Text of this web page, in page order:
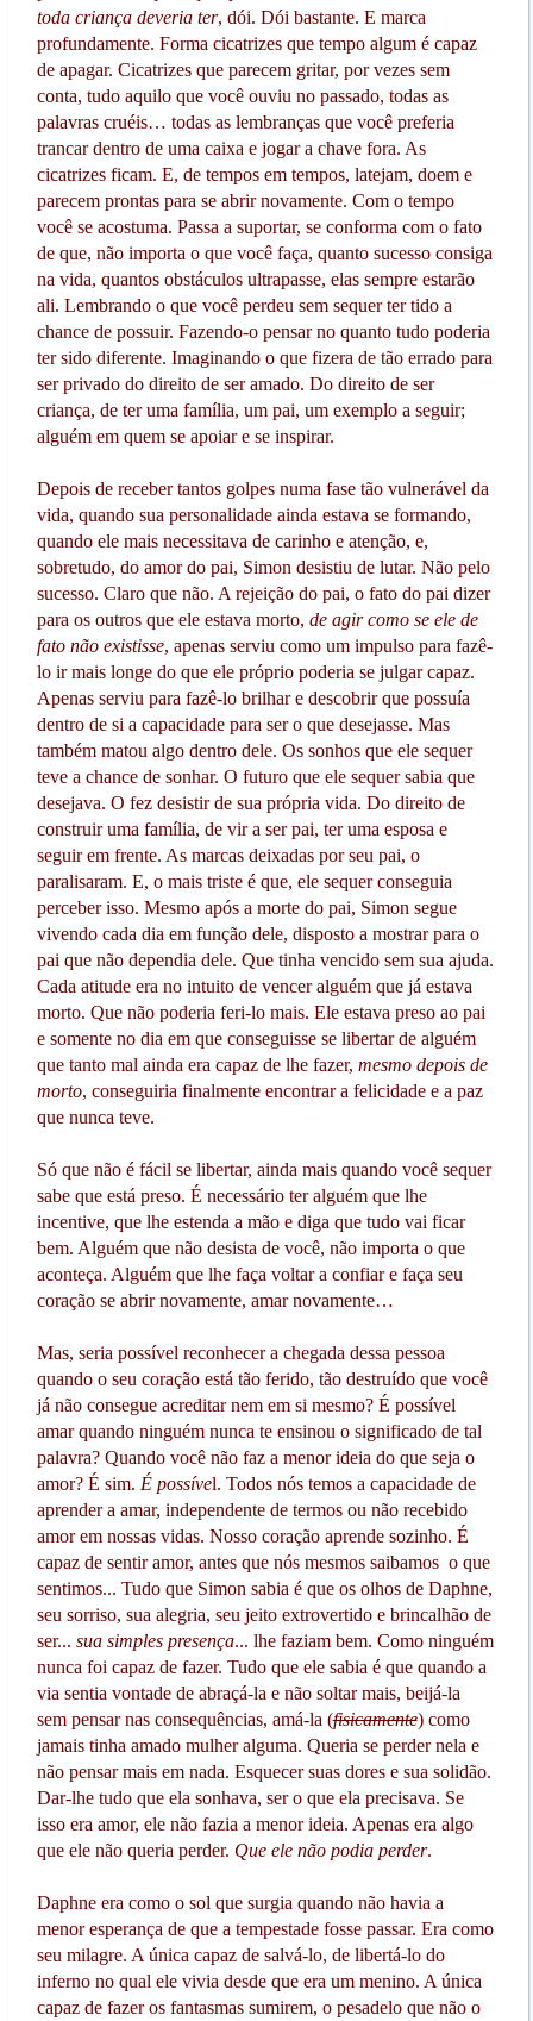
toda criança deveria ter, dói. Dói bastante. E marca
profundamente. Forma cicatrizes que tempo algum é capaz
de apagar. Cicatrizes que parecem gritar, por vezes sem
conta, tudo aquilo que você ouviu no passado, todas as
palavras cruéis… todas as lembranças que você preferia
trancar dentro de uma caixa e jogar a chave fora. As
cicatrizes ficam. E, de tempos em tempos, latejam, doem e
parecem prontas para se abrir novamente. Com o tempo
você se acostuma. Passa a suportar, se conforma com o fato
de que, não importa o que você faça, quanto sucesso consiga
na vida, quantos obstáculos ultrapasse, elas sempre estarão
ali. Lembrando o que você perdeu sem sequer ter tido a
chance de possuir. Fazendo-o pensar no quanto tudo poderia
ter sido diferente. Imaginando o que fizera de tão errado para
ser privado do direito de ser amado. Do direito de ser
criança, de ter uma família, um pai, um exemplo a seguir;
alguém em quem se apoiar e se inspirar.
Depois de receber tantos golpes numa fase tão vulnerável da
vida, quando sua personalidade ainda estava se formando,
quando ele mais necessitava de carinho e atenção, e,
sobretudo, do amor do pai, Simon desistiu de lutar. Não pelo
sucesso. Claro que não. A rejeição do pai, o fato do pai dizer
para os outros que ele estava morto, de agir como se ele de
fato não existisse, apenas serviu como um impulso para fazê-
lo ir mais longe do que ele próprio poderia se julgar capaz.
Apenas serviu para fazê-lo brilhar e descobrir que possuía
dentro de si a capacidade para ser o que desejasse. Mas
também matou algo dentro dele. Os sonhos que ele sequer
teve a chance de sonhar. O futuro que ele sequer sabia que
desejava. O fez desistir de sua própria vida. Do direito de
construir uma família, de vir a ser pai, ter uma esposa e
seguir em frente. As marcas deixadas por seu pai, o
paralisaram. E, o mais triste é que, ele sequer conseguia
perceber isso. Mesmo após a morte do pai, Simon segue
vivendo cada dia em função dele, disposto a mostrar para o
pai que não dependia dele. Que tinha vencido sem sua ajuda.
Cada atitude era no intuito de vencer alguém que já estava
morto. Que não poderia feri-lo mais. Ele estava preso ao pai
e somente no dia em que conseguisse se libertar de alguém
que tanto mal ainda era capaz de lhe fazer, mesmo depois de
morto, conseguiria finalmente encontrar a felicidade e a paz
que nunca teve.
Só que não é fácil se libertar, ainda mais quando você sequer
sabe que está preso. É necessário ter alguém que lhe
incentive, que lhe estenda a mão e diga que tudo vai ficar
bem. Alguém que não desista de você, não importa o que
aconteça. Alguém que lhe faça voltar a confiar e faça seu
coração se abrir novamente, amar novamente…
Mas, seria possível reconhecer a chegada dessa pessoa
quando o seu coração está tão ferido, tão destruído que você
já não consegue acreditar nem em si mesmo? É possível
amar quando ninguém nunca te ensinou o significado de tal
palavra? Quando você não faz a menor ideia do que seja o
amor? É sim. É possível. Todos nós temos a capacidade de
aprender a amar, independente de termos ou não recebido
amor em nossas vidas. Nosso coração aprende sozinho. É
capaz de sentir amor, antes que nós mesmos saibamos o que
sentimos... Tudo que Simon sabia é que os olhos de Daphne,
seu sorriso, sua alegria, seu jeito extrovertido e brincalhão de
ser... sua simples presença... lhe faziam bem. Como ninguém
nunca foi capaz de fazer. Tudo que ele sabia é que quando a
via sentia vontade de abraçá-la e não soltar mais, beijá-la
sem pensar nas consequências, amá-la (fisicamente) como
jamais tinha amado mulher alguma. Queria se perder nela e
não pensar mais em nada. Esquecer suas dores e sua solidão.
Dar-lhe tudo que ela sonhava, ser o que ela precisava. Se
isso era amor, ele não fazia a menor ideia. Apenas era algo
que ele não queria perder. Que ele não podia perder.
Daphne era como o sol que surgia quando não havia a
menor esperança de que a tempestade fosse passar. Era como
seu milagre. A única capaz de salvá-lo, de libertá-lo do
inferno no qual ele vivia desde que era um menino. A única
capaz de fazer os fantasmas sumirem, o pesadelo que não o